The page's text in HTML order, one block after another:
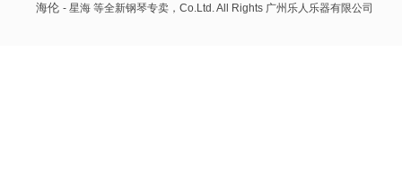
海伦 - 星海 等全新钢琴专卖， Co.Ltd. All Rights 广州乐人乐器有限公司